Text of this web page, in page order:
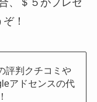
、＄５がプレゼ
！
評判クチコミや
アドセンスの代